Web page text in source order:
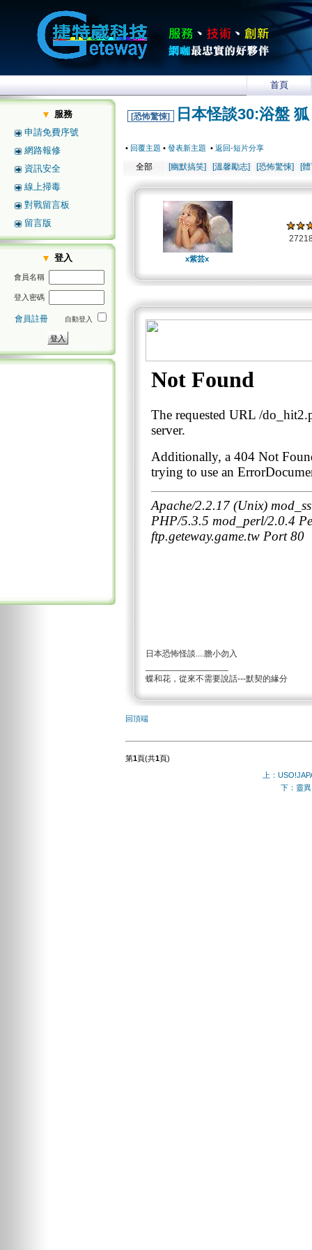
首頁
服務
申請免費序號
網路報修
資訊安全
線上掃毒
對戰留言板
留言版
登入
會員名稱
登入密碼
會員註冊 自動登入
[恐怖驚悚] 日本怪談30:浴盤 狐
• 回覆主題 • 發表新主題 • 返回-短片分享
全部 [幽默搞笑] [溫馨勵志] [恐怖驚悚] [
x紫芸x
日本恐怖怪談....膽小勿入
蝶和花，從來不需要說話---默契的緣分
回頂端
第1頁(共1頁)
上：
下：靈